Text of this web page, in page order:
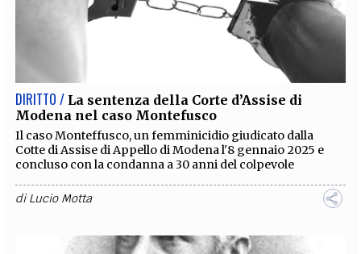
DIRITTO / La sentenza della Corte d’Assise di
Modena nel caso Montefusco
Il caso Monteffusco, un femminicidio giudicato dalla
Cotte di Assise di Appello di Modena l'8 gennaio 2025 e
concluso con la condanna a 30 anni del colpevole
diLucio Motta